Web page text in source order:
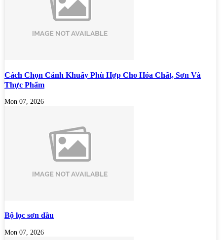
Cách Chọn Cánh Khuấy Phù Hợp Cho Hóa Chất, Sơn Và
Thực Phẩm
Mon 07, 2026
Bộ lọc sơn dầu
Mon 07, 2026